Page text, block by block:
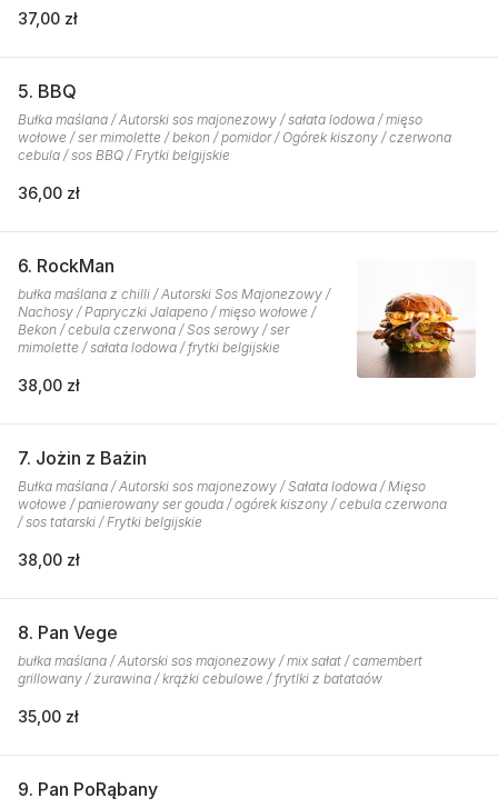
37,00 zł
5. BBQ
Bułka maślana / Autorski sos majonezowy / sałata lodowa / mięso
wołowe / ser mimolette / bekon / pomidor / Ogórek kiszony / czerwona
cebula / sos BBQ / Frytki belgijskie
36,00 zł
6. RockMan
bułka maślana z chilli / Autorski Sos Majonezowy /
Nachosy / Papryczki Jalapeno / mięso wołowe /
Bekon / cebula czerwona / Sos serowy / ser
mimolette / sałata lodowa / frytki belgijskie
38,00 zł
7. Jożin z Bażin
Bułka maślana / Autorski sos majonezowy / Sałata lodowa / Mięso
wołowe / panierowany ser gouda / ogórek kiszony / cebula czerwona
/ sos tatarski / Frytki belgijskie
38,00 zł
8. Pan Vege
bułka maślana / Autorski sos majonezowy / mix sałat / camembert
grillowany / żurawina / krążki cebulowe / frytlki z batataów
35,00 zł
9. Pan PoRąbany